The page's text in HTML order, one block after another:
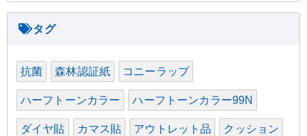
抗菌 森林認証紙 コニーラップ
ハーフトーンカラー ハーフトーンカラー99N
ダイヤ貼 カマス貼 アウトレット品 クッション